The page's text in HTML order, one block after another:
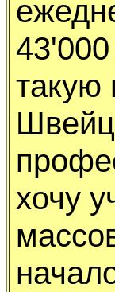
такyю
хочy